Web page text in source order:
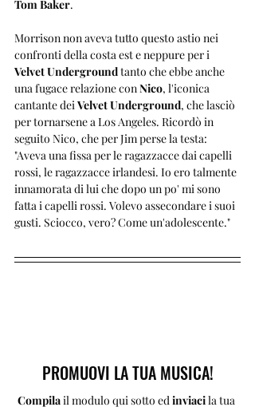
Tom Baker.
Morrison non aveva tutto questo astio nei
confronti della costa est e neppure per i
Velvet Underground tanto che ebbe anche
una fugace relazione con Nico, l'iconica
cantante dei Velvet Underground, che lasciò
per tornarsene a Los Angeles. Ricordò in
seguito Nico, che per Jim perse la testa:
"Aveva una fissa per le ragazzacce dai capelli
rossi, le ragazzacce irlandesi. Io ero talmente
innamorata di lui che dopo un po' mi sono
fatta i capelli rossi. Volevo assecondare i suoi
gusti. Sciocco, vero? Come un'adolescente."
PROMUOVI LA TUA MUSICA!
Compila il modulo qui sotto ed inviaci la tua